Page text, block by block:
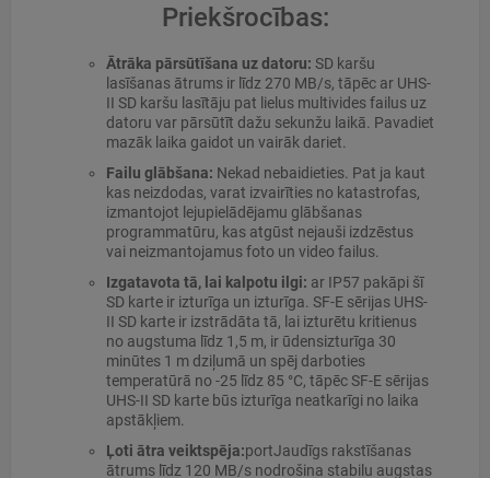
Priekšrocības:
Ātrāka pārsūtīšana uz datoru: SD karšu
lasīšanas ātrums ir līdz 270 MB/s, tāpēc ar UHS-
II SD karšu lasītāju pat lielus multivides failus uz
datoru var pārsūtīt dažu sekunžu laikā. Pavadiet
mazāk laika gaidot un vairāk dariet.
Failu glābšana: Nekad nebaidieties. Pat ja kaut
kas neizdodas, varat izvairīties no katastrofas,
izmantojot lejupielādējamu glābšanas
programmatūru, kas atgūst nejauši izdzēstus
vai neizmantojamus foto un video failus.
Izgatavota tā, lai kalpotu ilgi: ar IP57 pakāpi šī
SD karte ir izturīga un izturīga. SF-E sērijas UHS-
II SD karte ir izstrādāta tā, lai izturētu kritienus
no augstuma līdz 1,5 m, ir ūdensizturīga 30
minūtes 1 m dziļumā un spēj darboties
temperatūrā no -25 līdz 85 °C, tāpēc SF-E sērijas
UHS-II SD karte būs izturīga neatkarīgi no laika
apstākļiem.
Ļoti ātra veiktspēja:portJaudīgs rakstīšanas
ātrums līdz 120 MB/s nodrošina stabilu augstas